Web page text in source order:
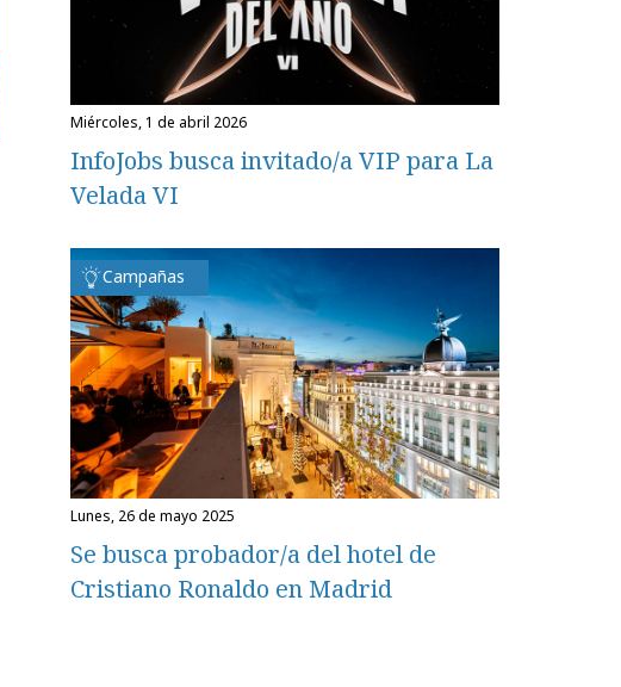
miércoles, 1 de abril 2026
InfoJobs busca invitado/a VIP para La
Velada VI
Campañas
lunes, 26 de mayo 2025
Se busca probador/a del hotel de
Cristiano Ronaldo en Madrid